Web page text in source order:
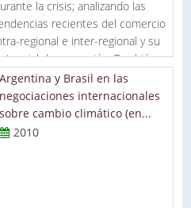
la crisis; analizando las
recientes del comercio
regional e inter-regional y su
de expansión. También
miden los impactos de distintas
principales variables
Argentina y Brasil en las
negociaciones internacionales
sobre cambio climático (en...
2010